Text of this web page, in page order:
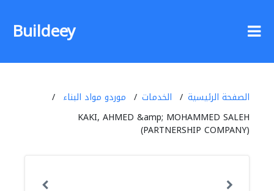
Buildeey
الصفحة الرئيسية الخدمات
موردو مواد البناء
KAKI, AHMED &amp; MOHAMMED SALEH
(PARTNERSHIP COMPANY)